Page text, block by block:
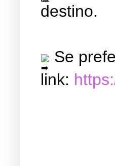
destino.
Se
link: